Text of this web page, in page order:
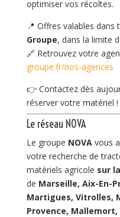
optimiser vos récoltes.
📍 Offres valables dans
Groupe, dans la limite
🔗 Retrouvez votre
groupe.fr/nos-agences
👉 Contactez dès
réserver votre matériel !
Le réseau NOVA
Le groupe NOVA vous
votre recherche de
matériels agricole sur
de Marseille, Aix-En-
Martigues, Vitrolles,
Provence, Mallemort,